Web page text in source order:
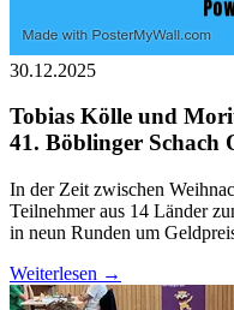
30.12.2025
Tobias Kölle und
41. Böblinger Schach
In der Zeit zwischen
Teilnehmer aus 14 Länder
in neun Runden um
Weiterlesen →